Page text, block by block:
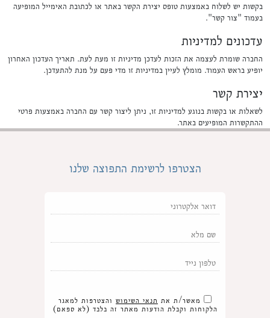
בקשות יש לשלוח באמצעות טופס יצירת הקשר באתר או לכתובת האימייל המופיעה
בעמוד "צור קשר".
עדכונים למדיניות
החברה שומרת לעצמה את הזכות לעדכן מדיניות זו מעת לעת. תאריך העדכון האחרון
יופיע בראש העמוד. מומלץ לעיין במדיניות זו מדי פעם על מנת להתעדכן.
יצירת קשר
לשאלות או בקשות בנוגע למדיניות זו, ניתן ליצור קשר עם החברה באמצעות פרטי
ההתקשרות המופיעים באתר.
הצטרפו לרשימת התפוצה שלנו
מאשר/ת את תנאי השימוש והצטרפות למאגר
הלקוחות וקבלת הודעות מאתר זה בלבד (לא ספאם)